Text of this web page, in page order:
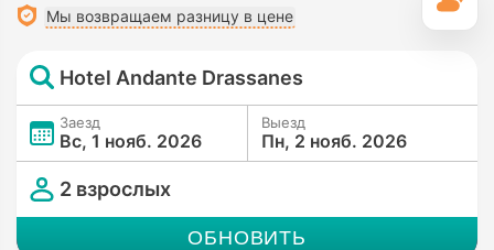
Мы возвращаем разницу в цене
Hotel Andante Drassanes
Заезд
Вс, 1 нояб. 2026
Выезд
Пн, 2 нояб. 2026
2 взрослых
ОБНОВИТЬ